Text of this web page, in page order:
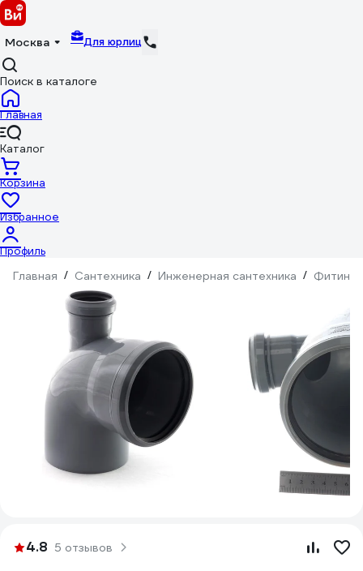
Москва Для юрлиц
Поиск в каталоге
Главная
Каталог
Корзина
Избранное
Профиль
Главная / Сантехника / Инженерная сантехника / Фитинги
4.8 5 отзывов